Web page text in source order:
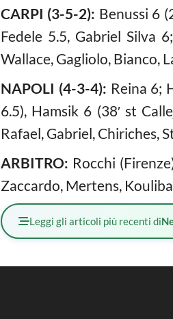
CARPI (3-5-2): Benussi 6
Fedele 5.5, Gabriel Silva
Wallace, Gagliolo, Bianco,
NAPOLI (4-3-4): Reina 6;
6.5), Hamsik 6 (38′ st
Rafael, Gabriel, Chiriches,
ARBITRO: Rocchi
Zaccardo, Mertens,
Leggi gli articoli più recenti di